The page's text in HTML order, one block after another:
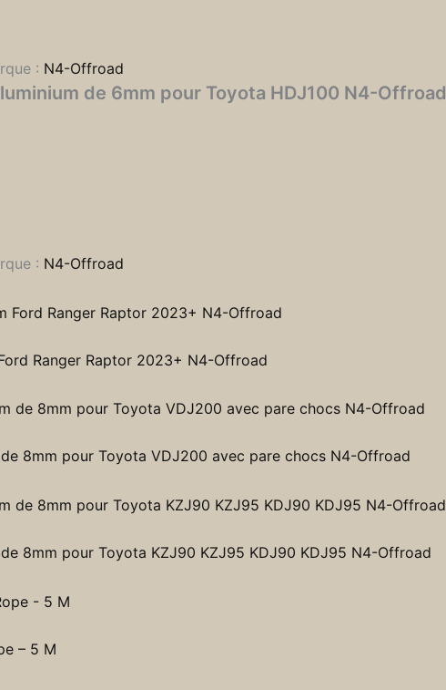
: N4-Offroad
de 6mm pour Toyota HDJ100 N4-Offroad
: N4-Offroad
Ranger Raptor 2023+ N4-Offroad
8mm pour Toyota VDJ200 avec pare chocs N4-Offroad
8mm pour Toyota KZJ90 KZJ95 KDJ90 KDJ95 N4-Offroad
– 5 M